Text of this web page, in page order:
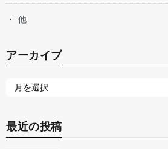
他
アーカイブ
最近の投稿